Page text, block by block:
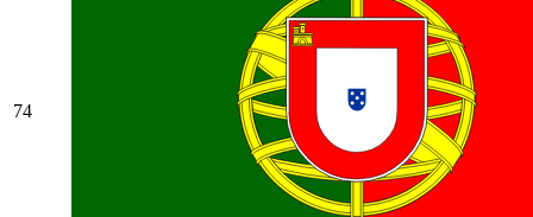
74